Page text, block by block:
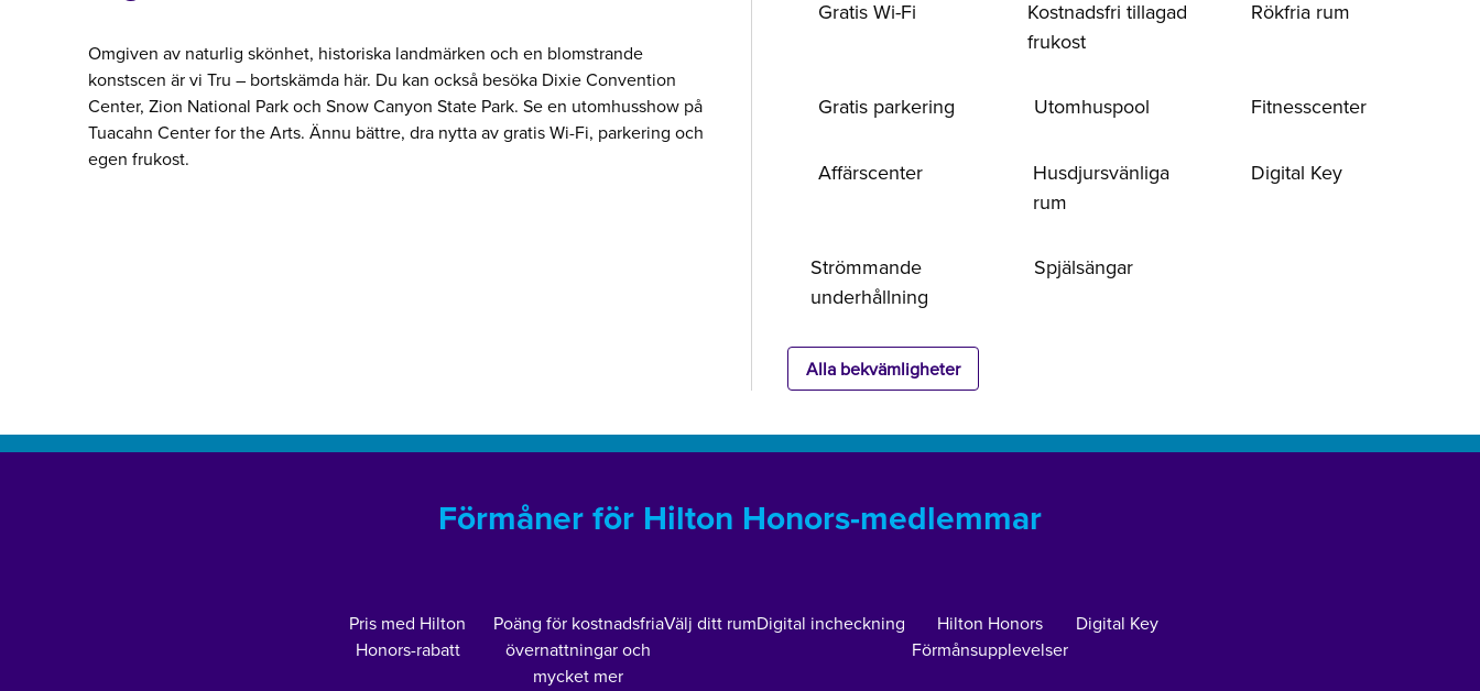
Omgiven av naturlig skönhet, historiska landmärken och en blomstrande
konstscen är vi Tru – bortskämda här. Du kan också besöka Dixie Convention
Center, Zion National Park och Snow Canyon State Park. Se en utomhusshow på
Tuacahn Center for the Arts. Ännu bättre, dra nytta av gratis Wi-Fi, parkering och
egen frukost.
Gratis Wi-Fi
Kostnadsfri tillagad
frukost
Rökfria rum
Gratis parkering Utomhuspool Fitnesscenter
Affärscenter
Husdjursvänliga
rum
Digital Key
Strömmande
underhållning
Spjälsängar
Alla bekvämligheter
Förmåner för Hilton Honors-medlemmar
Pris med Hilton
Honors-rabatt
Poäng för kostnadsfria
övernattningar och
mycket mer
Välj ditt rumDigital incheckning
Hilton Honors
Förmånsupplevelser
Digital Key